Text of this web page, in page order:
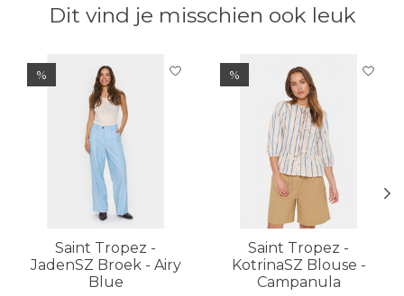
Dit vind je misschien ook leuk
Items van productcarrousel
%
Saint Tropez -
JadenSZ Broek - Airy
Blue
%
Saint Tropez -
KotrinaSZ Blouse -
Campanula